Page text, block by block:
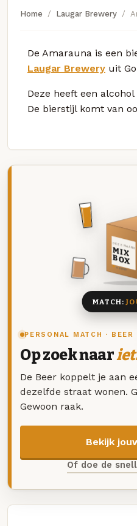
Home Laugar Brewery
De Amarauna is een
Laugar Brewery uit
Deze heeft een alcohol
De bierstijl komt van
PERSONAL MATCH · BEER
Op zoek naar
De Beer koppelt je aan
dezelfde straat wonen.
Gewoon raak.
Bekijk
Of doe de
DEZE MAAND
MIX
BOX
8 BIEREN
MATCH: